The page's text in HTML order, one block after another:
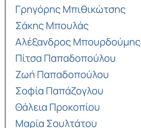
Γρηγόρης Μπιθικώτσης
Σάκης Μπουλάς
Αλέξανδρος Μπουρδούμης
Πίτσα Παπαδοπούλου
Ζωή Παπαδοπούλου
Σοφία Παπάζογλου
Θάλεια Προκοπίου
Μαρία Σουλτάτου